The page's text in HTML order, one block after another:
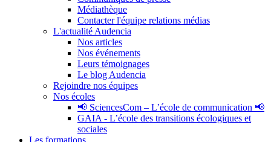
Médiathèque
Contacter l'équipe relations médias
L'actualité Audencia
Nos articles
Nos événements
Leurs témoignages
Le blog Audencia
Rejoindre nos équipes
Nos écoles
📢 SciencesCom – L’école de communication 📢
GAIA - L’école des transitions écologiques et
sociales
Les formations